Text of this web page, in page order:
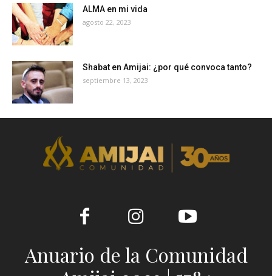
ALMA en mi vida
agosto 22, 2023
Shabat en Amijai: ¿por qué convoca tanto?
septiembre 13, 2023
Anuario de la Comunidad